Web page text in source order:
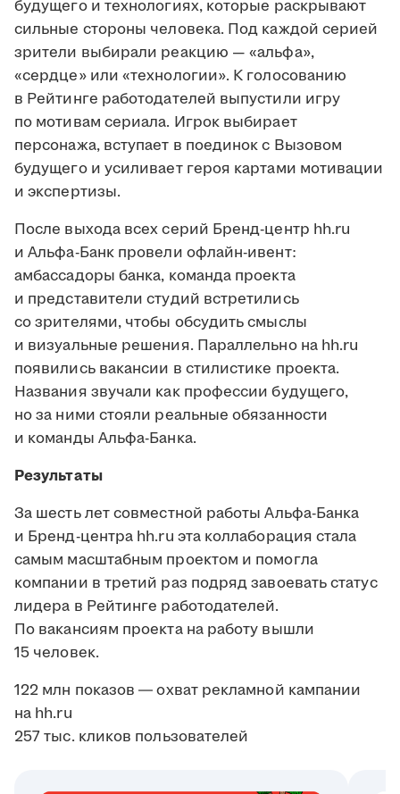
будущего и технологиях, которые раскрывают
сильные стороны человека. Под каждой серией
зрители выбирали реакцию — «альфа»,
«сердце» или «технологии». К голосованию
в Рейтинге работодателей выпустили игру
по мотивам сериала. Игрок выбирает
персонажа, вступает в поединок с Вызовом
будущего и усиливает героя картами мотивации
и экспертизы.
После выхода всех серий Бренд-центр hh.ru
и Альфа-Банк провели офлайн-ивент:
амбассадоры банка, команда проекта
и представители студий встретились
со зрителями, чтобы обсудить смыслы
и визуальные решения. Параллельно на hh.ru
появились вакансии в стилистике проекта.
Названия звучали как профессии будущего,
но за ними стояли реальные обязанности
и команды Альфа-Банка.
Результаты
За шесть лет совместной работы Альфа-Банка
и Бренд-центра hh.ru эта коллаборация стала
самым масштабным проектом и помогла
компании в третий раз подряд завоевать статус
лидера в Рейтинге работодателей.
По вакансиям проекта на работу вышли
15 человек.
122 млн показов ― охват рекламной кампании
на hh.ru
257 тыс. кликов пользователей